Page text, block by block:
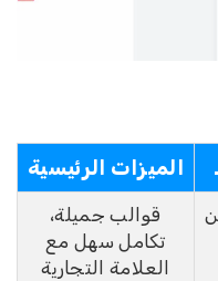
الميزات الرئيسية
قوالب جميلة،
تكامل سهل مع
العلامة التجارية